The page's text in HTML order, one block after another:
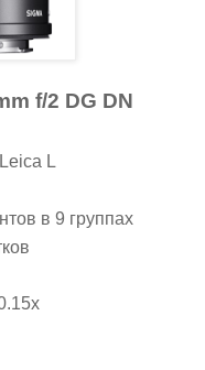
f/2 DG DN
L
в 9 группах